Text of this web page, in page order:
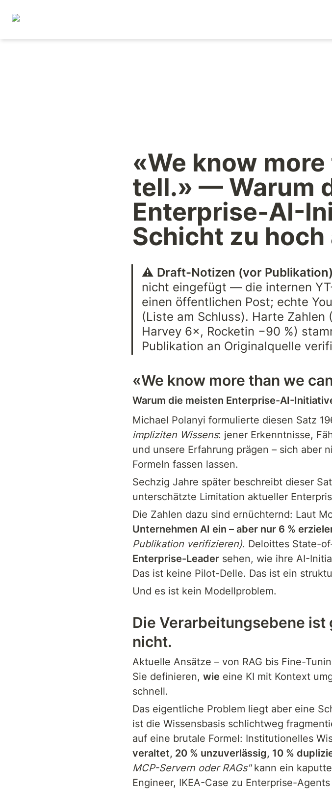
«We know
tell.» — Warum
Enterprise-AI-
Schicht zu hoch
⚠️ Draft-Notizen (vor
nicht eingefügt — die internen
einen öffentlichen Post; echte
(Liste am Schluss). Harte
Harvey 6×, Rocketin −90 %)
Publikation an Originalquelle
«We know more than we
Warum die meisten Enterprise-AI-
impliziten Wissens: jener Erkenntnisse,
und unsere Erfahrung prägen – sich aber
Formeln fassen lassen.
Sechzig Jahre später beschreibt dieser
unterschätzte Limitation aktueller
Die Zahlen dazu sind ernüchternd: Laut
Unternehmen AI ein – aber nur 6 %
Publikation verifizieren). Deloittes State-
Enterprise-Leader sehen, wie ihre AI-
Das ist keine Pilot-Delle. Das ist ein
Und es ist kein Modellproblem.
Die Verarbeitungsebene
nicht.
Aktuelle Ansätze – von RAG bis Fine-
Sie definieren, wie eine KI mit Kontext
schnell.
Das eigentliche Problem liegt aber eine
ist die Wissensbasis schlichtweg
auf eine brutale Formel: Institutionelles
veraltet, 20 % unzuverlässig, 10 %
MCP-Servern oder RAGs" kann ein
Engineer, IKEA-Case zu Enterprise-